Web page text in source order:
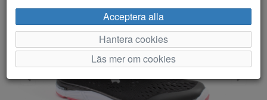
Acceptera alla
Hantera cookies
Läs mer om cookies